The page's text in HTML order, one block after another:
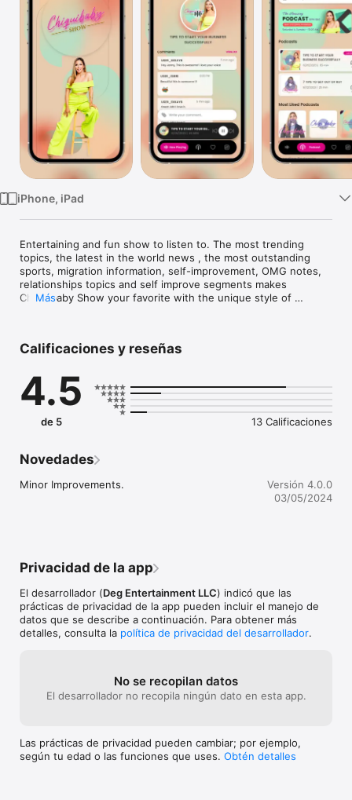
TV
iPhone, iPad
Entertaining and fun show to listen to. The most trending
topics, the latest in the world news , the most outstanding
sports, migration information, self-improvement, OMG notes,
relationships topics and self improve segments makes
Chiquibaby Show your favorite with the unique style of
Más
Calificaciones y reseñas
4.5
de 5 13 Calificaciones
Novedades
Minor Improvements.
Versión 4.0.0
03/05/2024
Privacidad de la app
El desarrollador (Deg Entertainment LLC) indicó que las
prácticas de privacidad de la app pueden incluir el manejo de
datos que se describe a continuación. Para obtener más
detalles, consulta la política de privacidad del desarrollador.
No se recopilan datos
El desarrollador no recopila ningún dato en esta app.
Las prácticas de privacidad pueden cambiar; por ejemplo,
según tu edad o las funciones que uses. Obtén detalles